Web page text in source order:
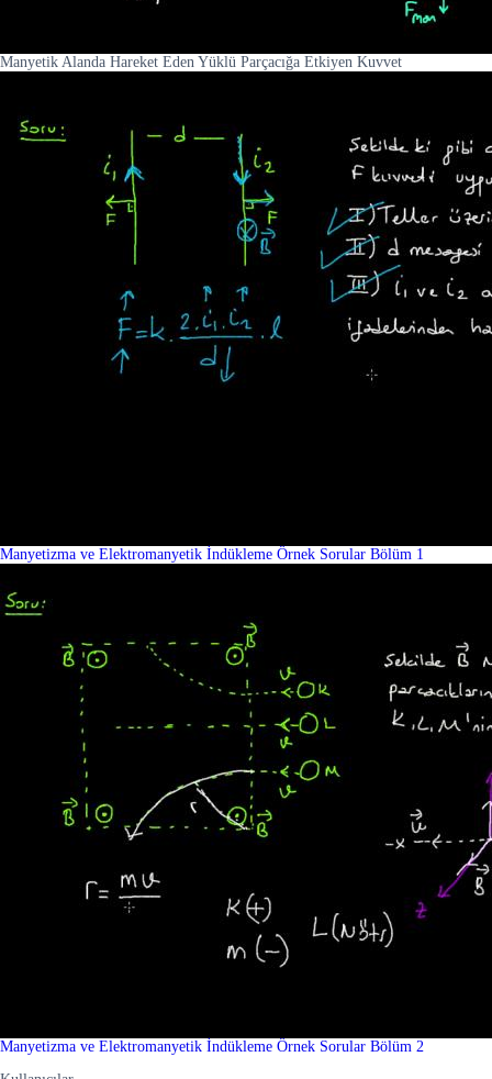
Manyetik Alanda Hareket Eden Yüklü Parçacığa Etkiyen Kuvvet
Manyetizma ve Elektromanyetik İndükleme Örnek Sorular Bölüm 1
Manyetizma ve Elektromanyetik İndükleme Örnek Sorular Bölüm 2